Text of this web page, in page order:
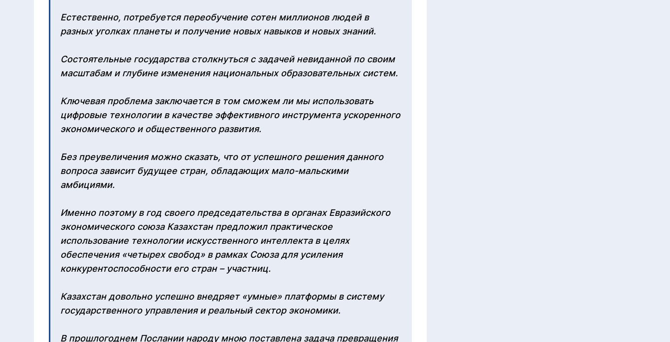
Естественно, потребуется переобучение сотен миллионов людей в
разных уголках планеты и получение новых навыков и новых знаний.
Состоятельные государства столкнуться с задачей невиданной по своим
масштабам и глубине изменения национальных образовательных систем.
Ключевая проблема заключается в том сможем ли мы использовать
цифровые технологии в качестве эффективного инструмента ускоренного
экономического и общественного развития.
Без преувеличения можно сказать, что от успешного решения данного
вопроса зависит будущее стран, обладающих мало-мальскими
амбициями.
Именно поэтому в год своего председательства в органах Евразийского
экономического союза Казахстан предложил практическое
использование технологии искусственного интеллекта в целях
обеспечения «четырех свобод» в рамках Союза для усиления
конкурентоспособности его стран – участниц.
Казахстан довольно успешно внедряет «умные» платформы в систему
государственного управления и реальный сектор экономики.
В прошлогоднем Послании народу мною поставлена задача превращения